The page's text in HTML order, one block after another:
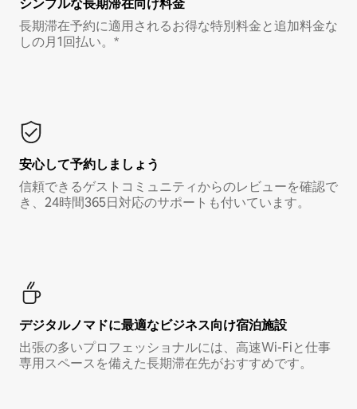
シンプルな長期滞在向け料金
長期滞在予約に適用されるお得な特別料金と追加料金な
しの月1回払い。*
安心して予約しましょう
信頼できるゲストコミュニティからのレビューを確認で
き、24時間365日対応のサポートも付いています。
デジタルノマド⁠に最⁠適⁠なビ⁠ジ⁠ネ⁠ス⁠向⁠け宿⁠泊⁠施⁠設
出張の多いプロフェッショナルには、高速Wi-Fiと仕事
専用スペースを備えた長期滞在先がおすすめです。